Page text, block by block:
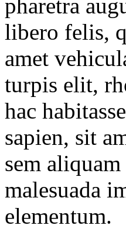
pharetra
libero felis,
amet
turpis elit,
hac
sapien, sit
sem
malesuada
elementum.